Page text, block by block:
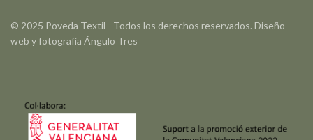
© 2025 Poveda Textil - Todos los derechos reservados. Diseño
web y fotografía Ángulo Tres